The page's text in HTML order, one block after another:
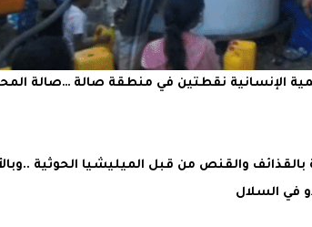
الإنسانية نقطتين في منطقة صالة …صالة
والقنص من قبل الميليشيا الحوثية
في السلال